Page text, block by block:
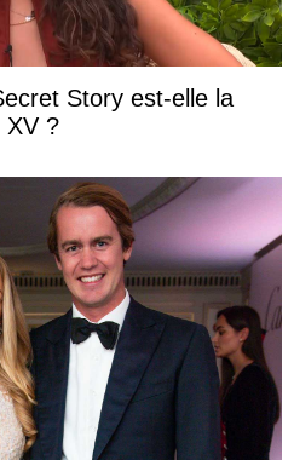
Story est-elle la
XV ?